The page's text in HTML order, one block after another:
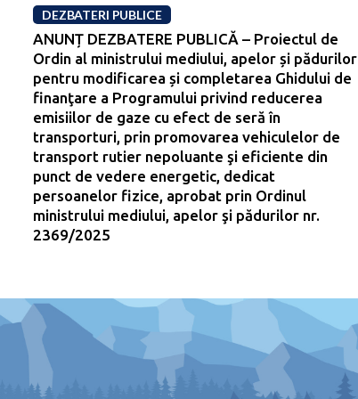
DEZBATERI PUBLICE
ANUNȚ DEZBATERE PUBLICĂ – Proiectul de
Ordin al ministrului mediului, apelor și pădurilor
pentru modificarea și completarea Ghidului de
finanţare a Programului privind reducerea
emisiilor de gaze cu efect de seră în
transporturi, prin promovarea vehiculelor de
transport rutier nepoluante şi eficiente din
punct de vedere energetic, dedicat
persoanelor fizice, aprobat prin Ordinul
ministrului mediului, apelor şi pădurilor nr.
2369/2025